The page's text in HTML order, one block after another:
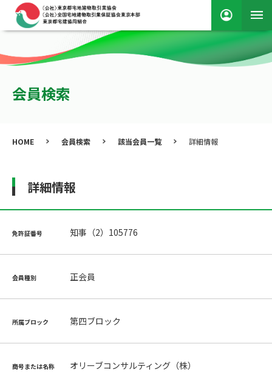
会員検索
HOME 会員検索 該当会員一覧 詳細情報
詳細情報
免許証番号 知事（2）105776
会員種別 正会員
所属ブロック 第四ブロック
商号または名称 オリーブコンサルティング（株）